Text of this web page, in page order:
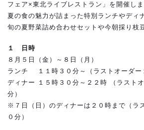
フェア×東北ライブレストラン」を開催し
夏の食の魅力が詰まった特別ランチやディ
旬の夏野菜詰め合わせセットや今朝採り枝
１ 日時
８月５日（金）～８日（月）
ランチ １１時３０分～（ラストオーダー
ディナー １５時３０分～２２時 （ラスト
分）
※７日（日）のディナーは２０時まで（ラ
０分）